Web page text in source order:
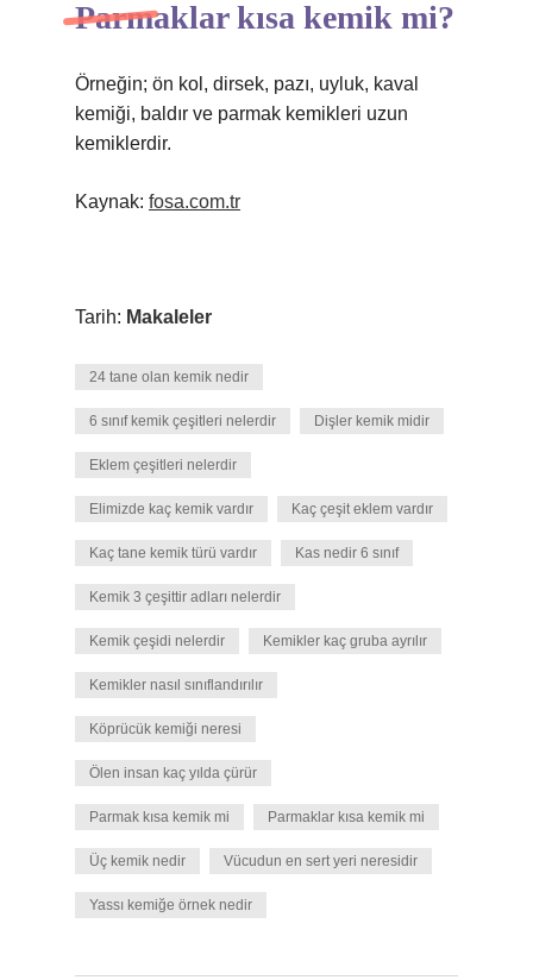
Parmaklar kısa kemik mi?
Örneğin; ön kol, dirsek, pazı, uyluk, kaval
kemiği, baldır ve parmak kemikleri uzun
kemiklerdir.
Kaynak: fosa.com.tr
Tarih: Makaleler
24 tane olan kemik nedir
6 sınıf kemik çeşitleri nelerdir Dişler kemik midir
Eklem çeşitleri nelerdir
Elimizde kaç kemik vardır Kaç çeşit eklem vardır
Kaç tane kemik türü vardır Kas nedir 6 sınıf
Kemik 3 çeşittir adları nelerdir
Kemik çeşidi nelerdir Kemikler kaç gruba ayrılır
Kemikler nasıl sınıflandırılır
Köprücük kemiği neresi
Ölen insan kaç yılda çürür
Parmak kısa kemik mi Parmaklar kısa kemik mi
Üç kemik nedir Vücudun en sert yeri neresidir
Yassı kemiğe örnek nedir